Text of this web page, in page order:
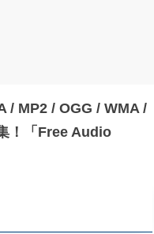
/ MP2 / OGG / WMA /
！「Free Audio